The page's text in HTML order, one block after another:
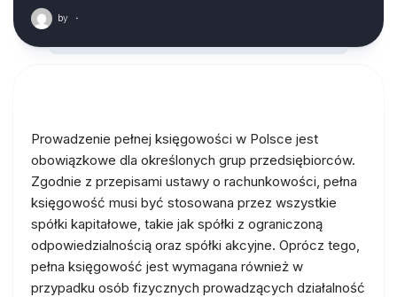
by ·
Prowadzenie pełnej księgowości w Polsce jest
obowiązkowe dla określonych grup przedsiębiorców.
Zgodnie z przepisami ustawy o rachunkowości, pełna
księgowość musi być stosowana przez wszystkie
spółki kapitałowe, takie jak spółki z ograniczoną
odpowiedzialnością oraz spółki akcyjne. Oprócz tego,
pełna księgowość jest wymagana również w
przypadku osób fizycznych prowadzących działalność